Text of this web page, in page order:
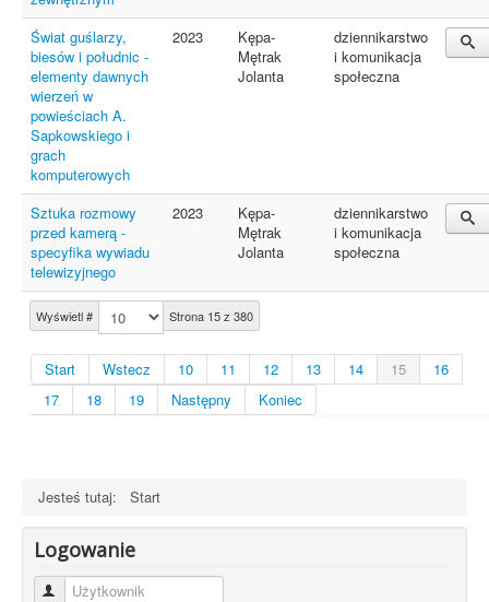
Wyświetl # Strona 15 z 380
Start Wstecz 10 11 12 13 14 15
16
17
18 19 Następny Koniec
Świat guślarzy,
biesów i południc -
elementy dawnych
wierzeń w
powieściach A.
Sapkowskiego i
grach
komputerowych
2023
Kępa-
Mętrak
Jolanta
dziennikarstwo
i komunikacja
społeczna
Sztuka rozmowy
przed kamerą -
specyfika wywiadu
telewizyjnego
2023
Kępa-
Mętrak
Jolanta
dziennikarstwo
i komunikacja
społeczna
Jesteś tutaj: Start
Logowanie
Użytkownik